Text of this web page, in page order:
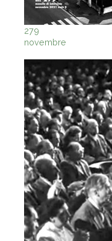
279
novembre